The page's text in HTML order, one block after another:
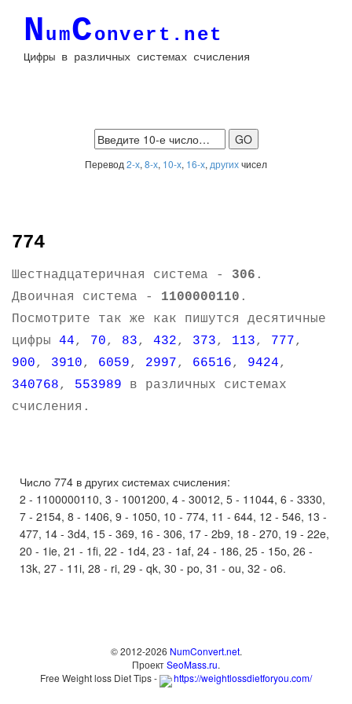
NumConvert.net
Цифры в различных системах счисления
Перевод 2-х, 8-х, 10-х, 16-х, другихчисел
774
Шестнадцатеричная система - 306 .
Двоичная система - 1100000110 .
Посмотрите так же как пишутся десятичные
цифры 44, 70, 83, 432, 373, 113, 777,
900, 3910, 6059, 2997, 66516, 9424,
340768, 553989 в различных системах
счисления.
Число 774 в других системах счисления:
2 - 1100000110, 3 - 1001200, 4 - 30012, 5 - 11044, 6 - 3330,
7 - 2154, 8 - 1406, 9 - 1050, 10 - 774, 11 - 644, 12 - 546, 13 -
477, 14 - 3d4, 15 - 369, 16 - 306, 17 - 2b9, 18 - 270, 19 - 22e,
20 - 1ie, 21 - 1fi, 22 - 1d4, 23 - 1af, 24 - 186, 25 - 15o, 26 -
13k, 27 - 11i, 28 - ri, 29 - qk, 30 - po, 31 - ou, 32 - o6.
© 2012-2026 NumConvert.net.
ПроектSeoMass.ru.
Free Weight loss Diet Tips -
https://weightlossdietforyou.com/